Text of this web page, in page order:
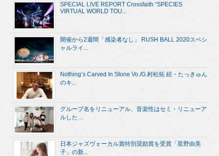
SPECIAL LIVE REPORT Crossfaith “SPECIES
VIRTUAL WORLD TOU...
開催から2週間「感染者なし」 RUSH BALL 2020スペシ
ャルライ...
Nothing’s Carved In Stone Vo./G.村松拓 続・たっきゅん
のキ...
グループ名をリニューアル、音楽性はセミ・リニューア
ルした ...
日本ジャズヴォーカル賞特別奨励賞を受賞「星野由美
子」の新...